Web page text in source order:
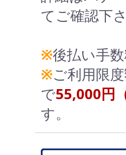
てご確認下さ
※後払い手
※ご利用限
で55,000円
す。